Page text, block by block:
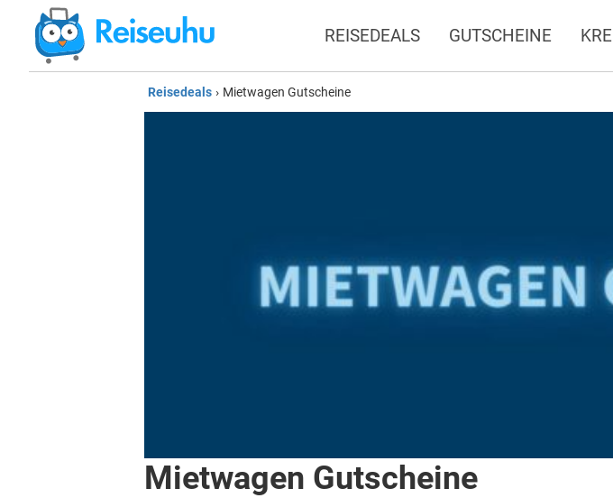
REISEDEALS GUTSCHEINE
Reisedeals › Mietwagen Gutscheine
Mietwagen Gutscheine